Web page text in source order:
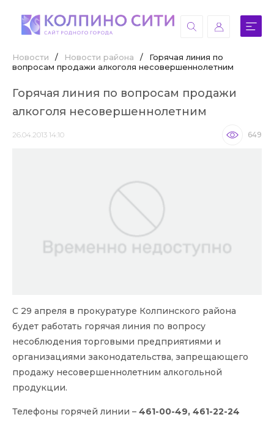
Новости / Новости района /
Горячая линия по
вопросам продажи алкоголя несовершеннолетним
Горячая линия по вопросам продажи
алкоголя несовершеннолетним
26.04.2013 14:10 649
С 29 апреля в прокуратуре Колпинского района
будет работать горячая линия по вопросу
несоблюдения торговыми предприятиями и
организациями законодательства, запрещающего
продажу несовершеннолетним алкогольной
продукции.
Телефоны горячей линии – 461-00-49, 461-22-24